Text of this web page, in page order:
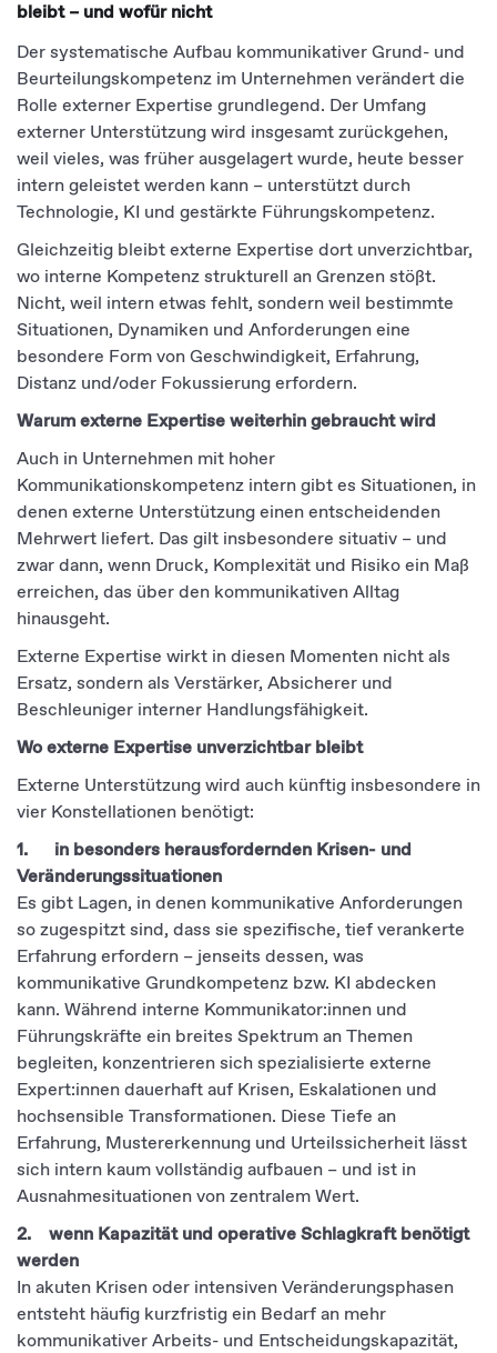
bleibt – und wofür nicht
Der systematische Aufbau kommunikativer Grund- und
Beurteilungskompetenz im Unternehmen verändert die
Rolle externer Expertise grundlegend. Der Umfang
externer Unterstützung wird insgesamt zurückgehen,
weil vieles, was früher ausgelagert wurde, heute besser
intern geleistet werden kann – unterstützt durch
Technologie, KI und gestärkte Führungskompetenz.
Gleichzeitig bleibt externe Expertise dort unverzichtbar,
wo interne Kompetenz strukturell an Grenzen stößt.
Nicht, weil intern etwas fehlt, sondern weil bestimmte
Situationen, Dynamiken und Anforderungen eine
besondere Form von Geschwindigkeit, Erfahrung,
Distanz und/oder Fokussierung erfordern.
Warum externe Expertise weiterhin gebraucht wird
Auch in Unternehmen mit hoher
Kommunikationskompetenz intern gibt es Situationen, in
denen externe Unterstützung einen entscheidenden
Mehrwert liefert. Das gilt insbesondere situativ – und
zwar dann, wenn Druck, Komplexität und Risiko ein Maß
erreichen, das über den kommunikativen Alltag
hinausgeht.
Externe Expertise wirkt in diesen Momenten nicht als
Ersatz, sondern als Verstärker, Absicherer und
Beschleuniger interner Handlungsfähigkeit.
Wo externe Expertise unverzichtbar bleibt
Externe Unterstützung wird auch künftig insbesondere in
vier Konstellationen benötigt:
1. in besonders herausfordernden Krisen- und
Veränderungssituationen
Es gibt Lagen, in denen kommunikative Anforderungen
so zugespitzt sind, dass sie spezifische, tief verankerte
Erfahrung erfordern – jenseits dessen, was
kommunikative Grundkompetenz bzw. KI abdecken
kann. Während interne Kommunikator:innen und
Führungskräfte ein breites Spektrum an Themen
begleiten, konzentrieren sich spezialisierte externe
Expert:innen dauerhaft auf Krisen, Eskalationen und
hochsensible Transformationen. Diese Tiefe an
Erfahrung, Mustererkennung und Urteilssicherheit lässt
sich intern kaum vollständig aufbauen – und ist in
Ausnahmesituationen von zentralem Wert.
2. wenn Kapazität und operative Schlagkraft benötigt
werden
In akuten Krisen oder intensiven Veränderungsphasen
entsteht häufig kurzfristig ein Bedarf an mehr
kommunikativer Arbeits- und Entscheidungskapazität,